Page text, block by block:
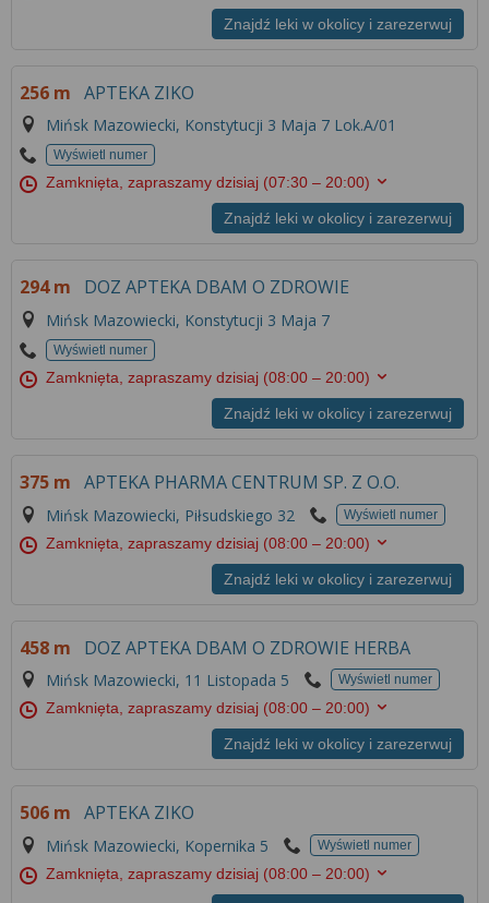
Znajdź leki w okolicy i zarezerwuj
256 m APTEKA ZIKO
Mińsk Mazowiecki, Konstytucji 3 Maja 7 Lok.A/01
Wyświetl numer
Zamknięta, zapraszamy dzisiaj (07:30 – 20:00)
Znajdź leki w okolicy i zarezerwuj
294 m DOZ APTEKA DBAM O ZDROWIE
Mińsk Mazowiecki, Konstytucji 3 Maja 7
Wyświetl numer
Zamknięta, zapraszamy dzisiaj (08:00 – 20:00)
Znajdź leki w okolicy i zarezerwuj
375 m APTEKA PHARMA CENTRUM SP. Z O.O.
Mińsk Mazowiecki, Piłsudskiego 32 Wyświetl numer
Zamknięta, zapraszamy dzisiaj (08:00 – 20:00)
Znajdź leki w okolicy i zarezerwuj
458 m DOZ APTEKA DBAM O ZDROWIE HERBA
Mińsk Mazowiecki, 11 Listopada 5 Wyświetl numer
Zamknięta, zapraszamy dzisiaj (08:00 – 20:00)
Znajdź leki w okolicy i zarezerwuj
506 m APTEKA ZIKO
Mińsk Mazowiecki, Kopernika 5 Wyświetl numer
Zamknięta, zapraszamy dzisiaj (08:00 – 20:00)
Więcej informacji na temat wykorzystywania
narzędzi zewnętrznych w naszym serwisie